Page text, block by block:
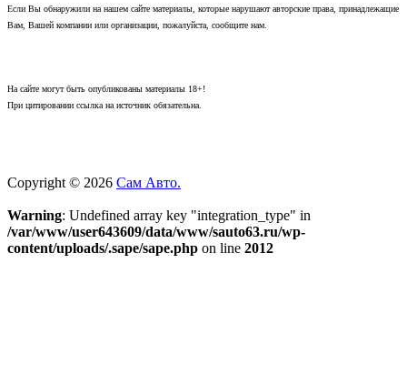
Если Вы обнаружили на нашем сайте материалы, которые нарушают авторские права, принадлежащие
Вам, Вашей компании или организации, пожалуйста, сообщите нам.
На сайте могут быть опубликованы материалы 18+!
При цитировании ссылка на источник обязательна.
Copyright © 2026 Сам Авто.
Warning: Undefined array key "integration_type" in
/var/www/user643609/data/www/sauto63.ru/wp-
content/uploads/.sape/sape.php on line 2012